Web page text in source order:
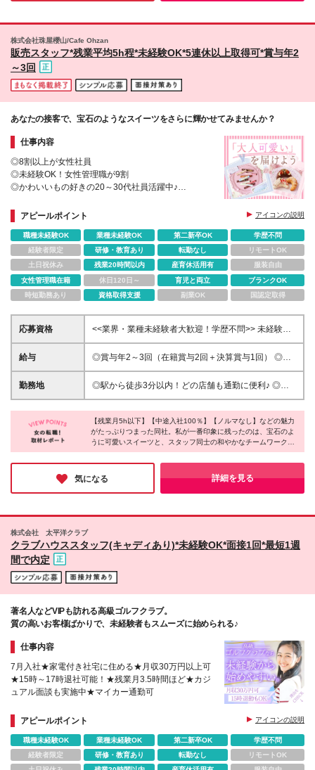
株式会社珠屋櫻山/Cafe Ohzan
販売スタッフ*残業平均5h程*未経験OK*5連休以上取得可*賞与年2
～3回
あなたの接客で、宝石のようなスイーツをさらに輝かせてみませんか？
仕事内容
◎8割以上が女性社員
◎未経験OK！女性管理職が9割
◎かわいいもの好きの20～30代社員活躍中♪
◎ヒルナンデス！でも紹介！SNSでも話題のスイーツ
ブランド♪
アピールポイント アイコンの説明
職種未経験OK 業種未経験OK 第二新卒OK
学歴不問
経験者限定
研修・教育あり 転勤なし
リモートOK
土日祝休み
残業20時間以内 産育休活用有
服装自由
女性管理職在籍
休日120日～ 育児と両立
ブランクOK
時短勤務あり
資格取得支援 副業OK 国認定取得
応募資格
<<業界・業種未経験者大歓迎！学歴不問>> 未経験
OK！スキルや学歴を問わない人柄採用です♪ ☆第二新
卒歓迎 ☆ブランクがある方もOK ※40歳以下の方(若
リ／ ・可愛いものに囲まれて働きたい方 ・お菓子が
好きな方 ・人と話すことが好きな方 ・ゆくゆくは
給与
◎賞与年2～3回（在籍賞与2回＋決算賞与1回） ◎年2
～3回の昇給機会あり ◎在籍賞与(対象期間に就業して
いれば必ず支給) ◎決算賞与(会社の業績に応じて追加
+賞与年2～3回+交通費+残業代全額支給 ※経験・年
齢・能力等を考慮の上、優遇いたします。 ※店長に昇
格後は月給26万円以上に昇給。 ※残業代は全額支給
勤務地
◎駅から徒歩3分以内！どの店舗も通勤に便利♪ ◎転
勤無し ＜銀座三越店＞ 東京都中央区銀座4-6-16 B2F
東京メトロ銀座線・丸ノ内線・日比谷線「銀座駅」よ
り徒歩1分 ＜日本橋三越本店＞ 東京都中央区日本橋室
町1-4-1 本館B1F 東京メトロ銀座線・半蔵門線「三越
前駅」より徒歩1分 ＜池袋東武店＞ 東京都豊島区西池
袋1-1-25 地下1階洋菓子売場(6番地) JR･東京メトロ各
線「池袋駅」より徒歩3分 (変更の範囲)上記を除く当
【残業月5h以下】【中途入社100％】【ノルマなし】などの魅力
がたっぷりつまった同社。私が一番印象に残ったのは、宝石のよ
うに可愛いスイーツと、スタッフ同士の和やかなチームワークで
す。販売・ブランド運営のどちらのポジションも、丁寧な研修や
毎日の1on1が用意されており、未経験からでも安心してスタート
できると感じました。心にゆとりを持ちながら、楽しく働きたい
方にぜひオススメしたい企業です♪
気になる 詳細を見る
株式会社 太平洋クラブ
クラブハウススタッフ(キャディあり)*未経験OK*面接1回*最短1週
間で内定
著名人などVIPも訪れる高級ゴルフクラブ。
質の高いお客様ばかりで、未経験者もスムーズに始められる♪
仕事内容
7月入社★家電付き社宅に住める★月収30万円以上可
★15時～17時退社可能！★残業月3.5時間ほど★カジ
ュアル面談も実施中★マイカー通勤可
アピールポイント アイコンの説明
職種未経験OK 業種未経験OK 第二新卒OK
学歴不問
経験者限定
研修・教育あり 転勤なし
リモートOK